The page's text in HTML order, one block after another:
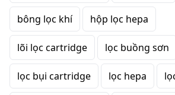
bông lọc khí hộp lọc hepa
lõi lọc cartridge lọc buồng sơn
lọc bụi cartridge lọc hepa